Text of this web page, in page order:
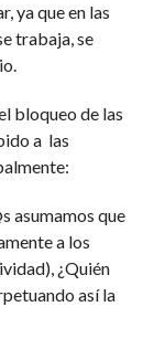
ya que en las
trabaja, se
bloqueo de las
a las
asumamos que
a los
¿Quién
así la